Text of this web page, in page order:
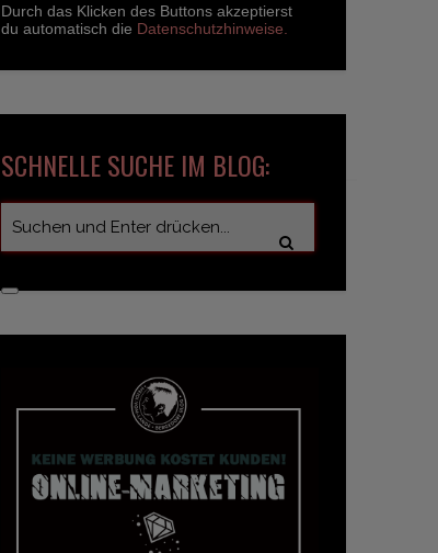
Durch das Klicken des Buttons akzeptierst
du automatisch die Datenschutzhinweise.
SCHNELLE SUCHE IM BLOG: